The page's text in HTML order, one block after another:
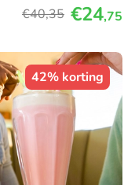
€40,35 €24,75
42% korting